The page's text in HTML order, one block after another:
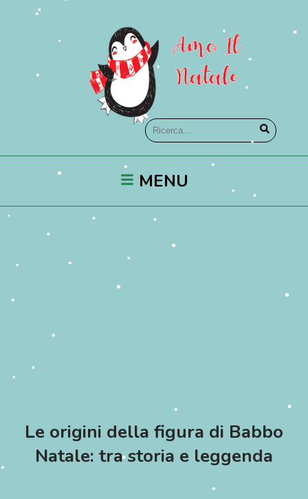
MENU
Le origini della figura di Babbo
Natale: tra storia e leggenda
•
•
•
• •